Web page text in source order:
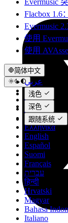
Evermusic
Flacbox 1.6
Evermusic
使用
使用
简体中文
عربي
Català
Čeština
Dansk
Deutsch
Ελληνικά
English
Español
Suomi
Français
עברית
हिन्दी
Hrvatski
Magyar
Bahasa
Italiano
浅色
深色
跟随系统